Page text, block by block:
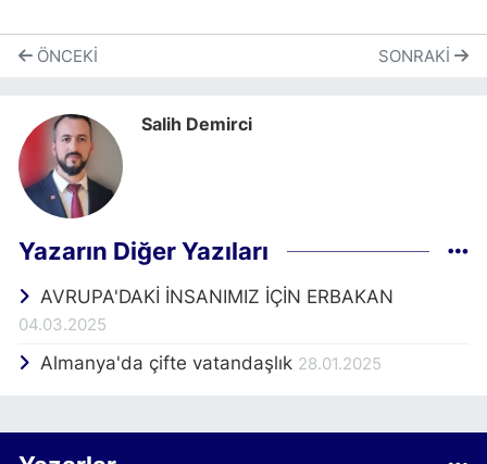
ÖNCEKI SONRAKI
Salih Demirci
Yazarın Diğer Yazıları
AVRUPA'DAKİ İNSANIMIZ İÇİN ERBAKAN
04.03.2025
Almanya'da çifte vatandaşlık 28.01.2025